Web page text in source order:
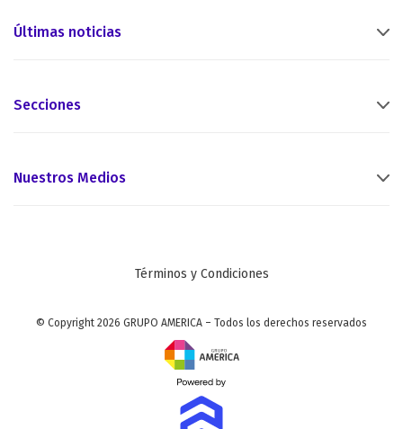
Últimas noticias
Secciones
Nuestros Medios
Términos y Condiciones
© Copyright 2026 GRUPO AMERICA – Todos los derechos reservados